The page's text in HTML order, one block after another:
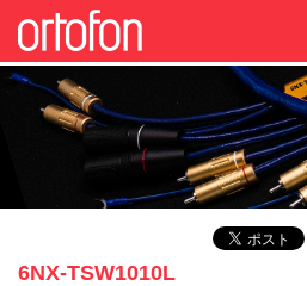
6NX-TSW1010L